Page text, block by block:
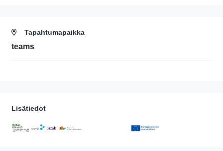
Tapahtumapaikka
teams
Lisätiedot